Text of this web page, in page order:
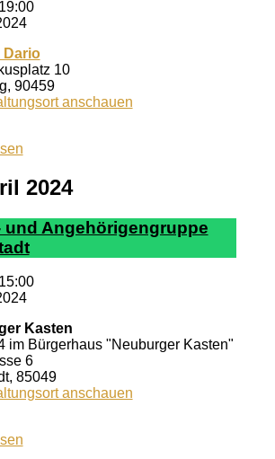
19:00
Dario
10
, 90459
anschauen
2024
und An­ge­hör­ig­en­grup­pe
15:00
Kasten
im Bürgerhaus "Neuburger Kasten"
6
, 85049
anschauen